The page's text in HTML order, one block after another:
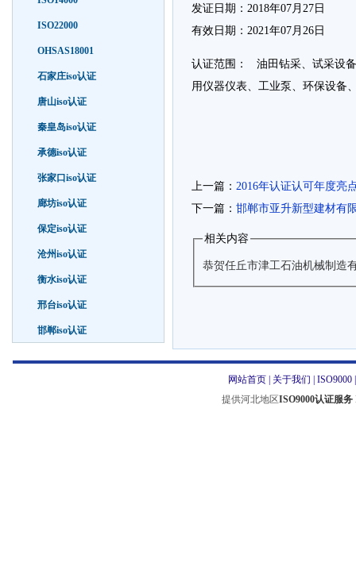
ISO22000
OHSAS18001
石家庄iso认证
唐山iso认证
秦皇岛iso认证
承德iso认证
张家口iso认证
廊坊iso认证
保定iso认证
沧州iso认证
衡水iso认证
邢台iso认证
邯郸iso认证
发证日期：2018年07月27日
有效日期：2021年07月26日
认证范围： 油田钻采、试采设
用仪器仪表、工业泵、环保设备
上一篇： 2016年认证认可年度亮
下一篇： 邯郸市亚升新型建材有
相关内容
恭贺任丘市津工石油机械制造
网站首页| 关于我们 ISO9000
提供河北地区ISO9000认证服务